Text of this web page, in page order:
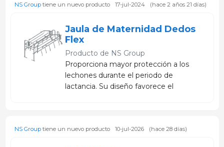
NS Grouptiene un nuevo producto 17-jul-2024 (hace 2 años 21 días)
Jaula de Maternidad Dedos
Flex
Producto de NS Group
Proporciona mayor protección a los
lechones durante el periodo de
lactancia. Su diseño favorece el
camada.
NS Grouptiene un nuevo producto 10-jul-2026 (hace 28 días)